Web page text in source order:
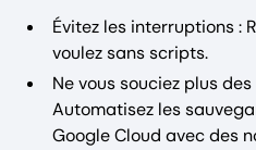
Évitez les interruptions :
voulez sans scripts.
Ne vous souciez plus
Automatisez les
Google Cloud avec des